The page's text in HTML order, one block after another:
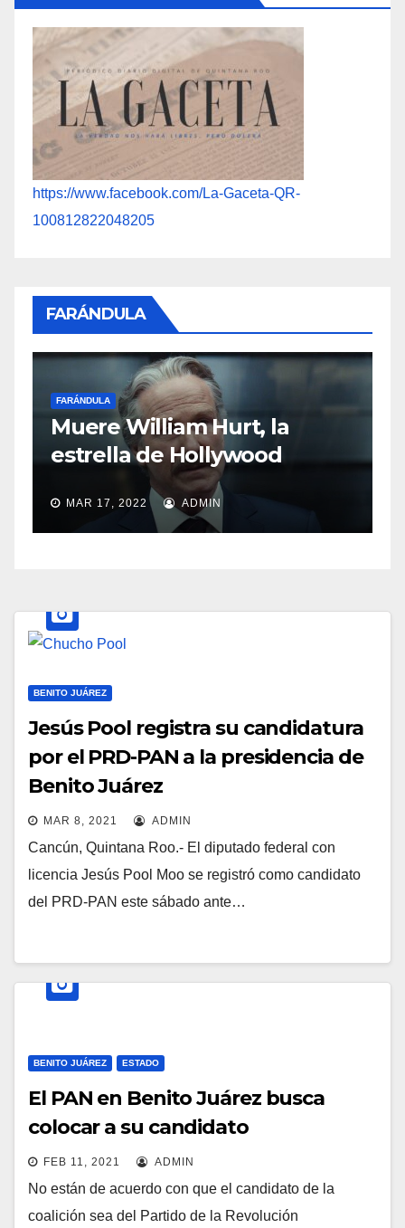
https://www.facebook.com/La-Gaceta-QR-
100812822048205
FARÁNDULA
Hurt, la
Hollywood
ADMIN
Sasha Sokol
abuso de
BENITO JUÁREZ
Jesús Pool registra su candidatura
por el PRD-PAN a la presidencia de
Benito Juárez
MAR 8, 2021 ADMIN
Cancún, Quintana Roo.- El diputado federal con
licencia Jesús Pool Moo se registró como candidato
del PRD-PAN este sábado ante…
BENITO JUÁREZ ESTADO
El PAN en Benito Juárez busca
colocar a su candidato
FEB 11, 2021 ADMIN
No están de acuerdo con que el candidato de la
coalición sea del Partido de la Revolución